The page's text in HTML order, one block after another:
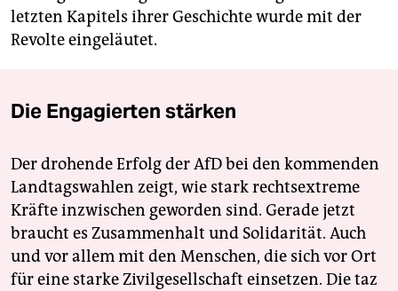
letzten Kapitels ihrer Geschichte wurde mit der
Revolte eingeläutet.
Die Engagierten stärken
Der drohende Erfolg der AfD bei den kommenden
Landtagswahlen zeigt, wie stark rechtsextreme
Kräfte inzwischen geworden sind. Gerade jetzt
braucht es Zusammenhalt und Solidarität. Auch
und vor allem mit den Menschen, die sich vor Ort
für eine starke Zivilgesellschaft einsetzen. Die taz